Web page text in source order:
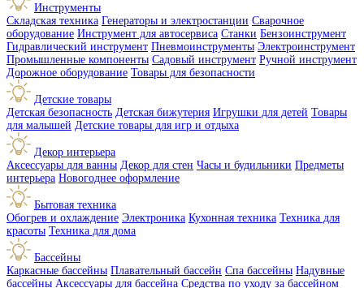
Инструменты
Складская техника Генераторы и электростанции Сварочное
оборудование Инструмент для автосервиса Станки Бензоинструмент
Гидравлический инструмент Пневмоинструменты Электроинструмент
Промышленные компоненты Садовый инструмент Ручной инструмент
Дорожное оборудование Товары для безопасности
Детские товары
Детская безопасность Детская бижутерия Игрушки для детей Товары
для малышей Детские товары для игр и отдыха
Декор интерьера
Аксессуары для ванны Декор для стен Часы и будильники Предметы
интерьера Новогоднее оформление
Бытовая техника
Обогрев и охлаждение Электроника Кухонная техника Техника для
красоты Техника для дома
Бассейны
Каркасные бассейны Плавательный бассейн Спа бассейны Надувные
бассейны Аксессуары для бассейна Средства по уходу за бассейном